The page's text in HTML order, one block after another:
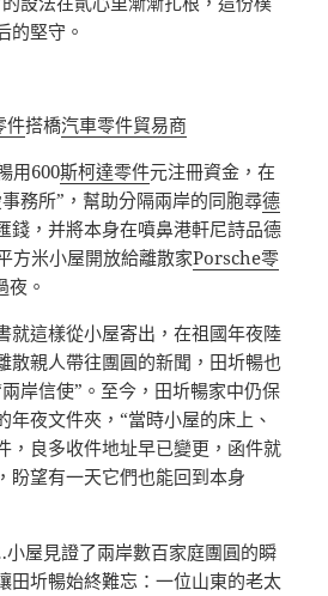
的堅守。
件搭橋汽車零件貿易商
用600斯柯達零件元注冊資金，在
務所”，幫助分隔兩岸的同胞尋德
錢，并將本身在噴鼻港軒尼詩品德
方米小屋開放給離散家Porsche零
夜。
就這樣從小屋寄出，在祖國年夜陸
散親人帶往團圓的新聞，田圻暢也
岸信使”。至今，田圻暢家中仍保
年夜文件夾，“當時小屋的床上、
，良多收件地址早已變更，函件就
盼望有一天它們也能回到本身
屋見證了兩岸數百家庭團圓的瞬
田圻暢始終難忘：一位山東的老太